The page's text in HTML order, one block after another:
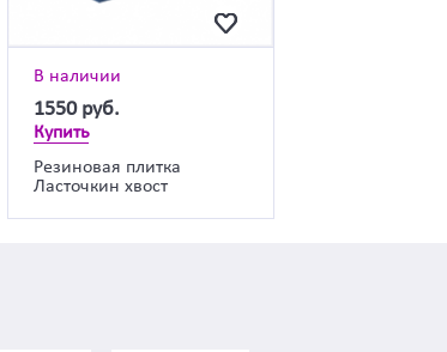
В наличии
1550 руб.
Купить
Резиновая плитка
Ласточкин хвост